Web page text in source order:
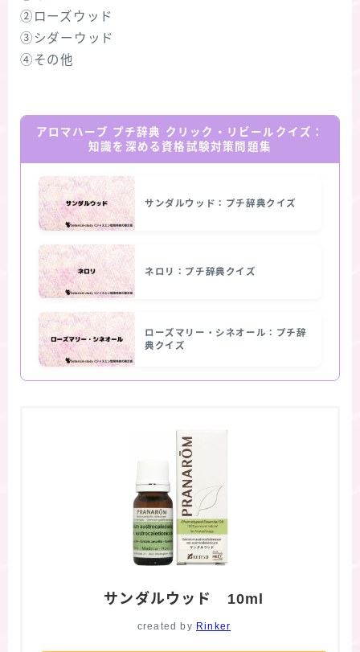
②ローズウッド
③シダーウッド
④その他
アロマハーブ プチ辞典 クリック・リビールクイズ：
知識を深める資格試験対策問題集
サンダルウッド：プチ辞典クイズ
ネロリ：プチ辞典クイズ
ローズマリー・シネオール：プチ辞
典クイズ
サンダルウッド 10ml
created by Rinker